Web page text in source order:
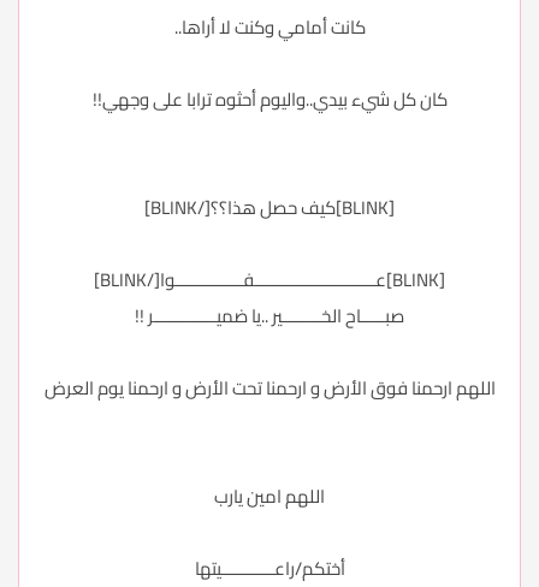
كانت أمامي وكنت لا أراها..
كان كل شيء بيدي..واليوم أحثوه ترابا على وجهي!!
[BLINK]كيف حصل هذا؟؟[/BLINK]
[BLINK]عـــــــــــــــــــــــــفــــــــــــــوا[/BLINK]
صبـــــاح الخــــــــير ..يا ضميـــــــــــــر !!
اللهم ارحمنا فوق الأرض و ارحمنا تحت الأرض و ارحمنا يوم العرض
اللهم امين يارب
أختكم/راعـــــــــــيتها